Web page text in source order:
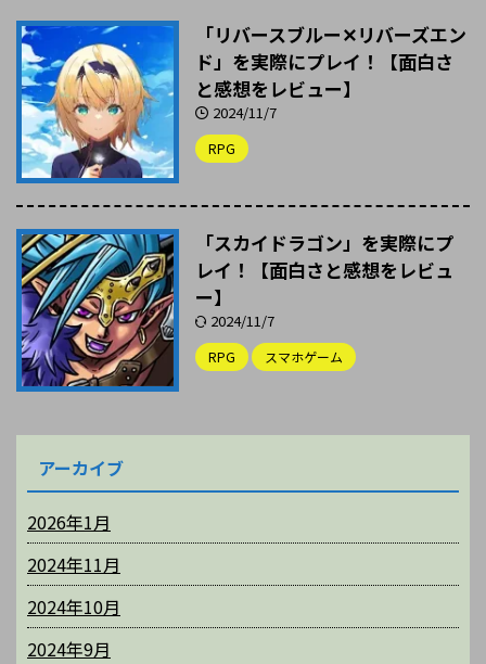
「リバースブルー✕リバーズエン
ド」を実際にプレイ！【面白さ
と感想をレビュー】
2024/11/7
RPG
「スカイドラゴン」を実際にプ
レイ！【面白さと感想をレビュ
ー】
2024/11/7
RPG スマホゲーム
アーカイブ
2026年1月
2024年11月
2024年10月
2024年9月